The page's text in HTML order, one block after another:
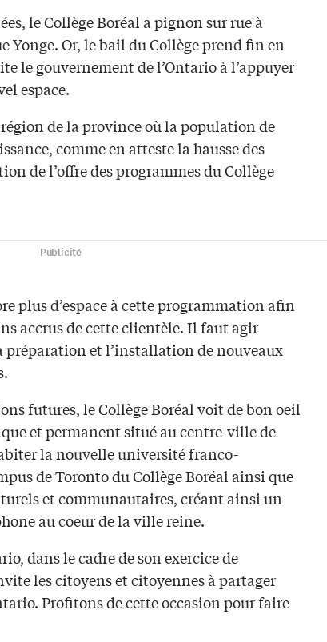
le Collège Boréal a pignon sur rue à
Yonge. Or, le bail du Collège prend fin en
le gouvernement de l’Ontario à l’appuyer
espace.
de la province où la population de
comme en atteste la hausse des
de l’offre des programmes du Collège
Publicité
plus d’espace à cette programmation afin
accrus de cette clientèle. Il faut agir
préparation et l’installation de nouveaux
futures, le Collège Boréal voit de bon oeil
et permanent situé au centre-ville de
la nouvelle université franco-
de Toronto du Collège Boréal ainsi que
et communautaires, créant ainsi un
au coeur de la ville reine.
dans le cadre de son exercice de
les citoyens et citoyennes à partager
Profitons de cette occasion pour faire